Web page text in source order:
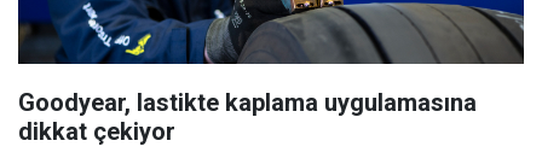
Goodyear, lastikte kaplama uygulamasına
dikkat çekiyor